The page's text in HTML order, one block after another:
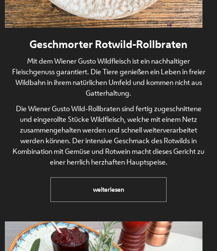
Geschmorter Rotwild-Rollbraten
Mit dem Wiener Gusto Wildfleisch ist ein nachhaltiger
Fleischgenuss garantiert. Die Tiere genießen ein Leben in freier
Wildbahn in ihrem natürlichen Umfeld und kommen nicht aus
Gatterhaltung.
Die Wiener Gusto Wild-Rollbraten sind fertig zugeschnittene
und eingerollte Stücke Wildfleisch, welche mit einem Netz
zusammengehalten werden und schnell weiterverarbeitet
werden können. Der intensive Geschmack des Rotwilds in
Kombination mit Gemüse und Rotwein macht dieses Gericht zu
einer herrlich herzhaften Hauptspeise.
Geschmorter
weiterlesen